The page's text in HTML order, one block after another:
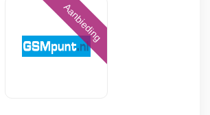
Aanbieding